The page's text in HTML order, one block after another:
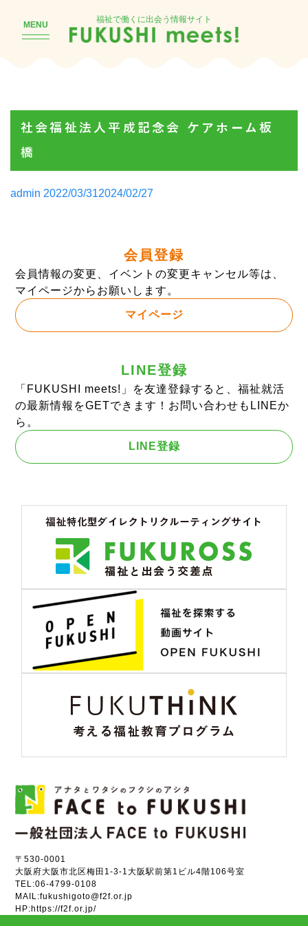
MENU
福祉で働くに出会う情報サイト
社会福祉法人平成記念会 ケアホーム板
橋
Posted
admin 2022/03/31 2024/02/27
会員登録
会員情報の変更、イベントの変更キャンセル等は、
マイページからお願いします。
マイページ
LINE登録
「FUKUSHI meets!」を友達登録すると、福祉就活
の最新情報をGETできます！お問い合わせもLINEか
ら。
LINE登録
〒530-0001
大阪府大阪市北区梅田1-3-1大阪駅前第1ビル4階106号室
TEL:06-4799-0108
MAIL:fukushigoto@f2f.or.jp
HP:https://f2f.or.jp/